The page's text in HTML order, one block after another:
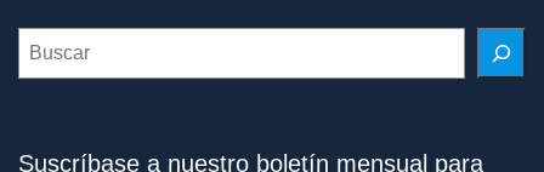
Search
Suscríbase a nuestro boletín mensual para